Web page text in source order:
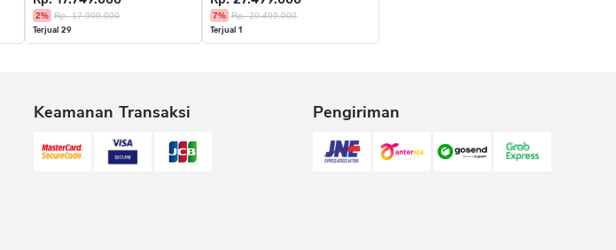
2% Rp. 17.999.000
Terjual 29
7% Rp. 29.499.000
Terjual 1
Keamanan Transaksi Pengiriman